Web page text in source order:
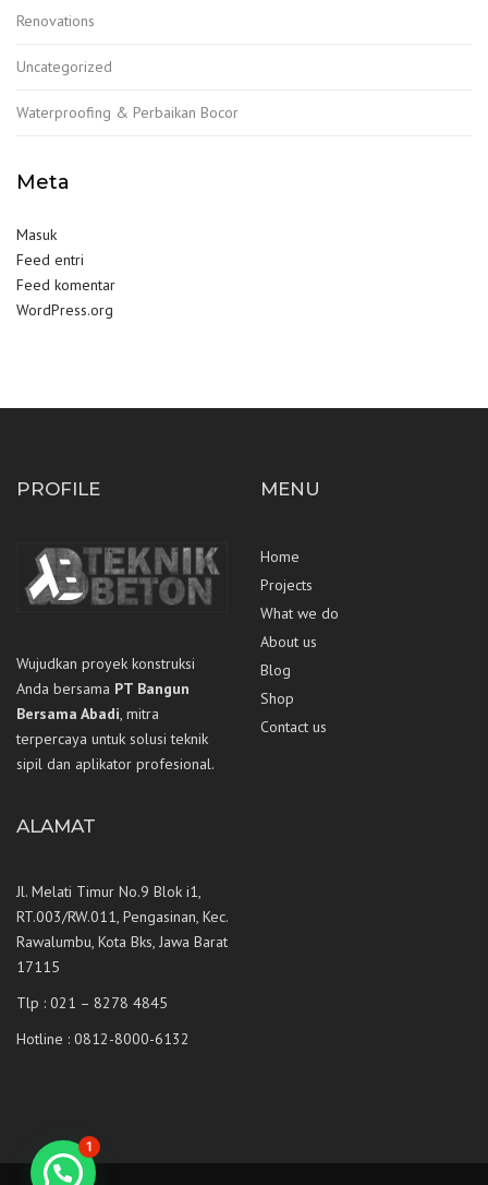
Renovations
Uncategorized
Waterproofing & Perbaikan Bocor
Meta
Masuk
Feed entri
Feed komentar
WordPress.org
PROFILE
Wujudkan proyek konstruksi
Anda bersama PT Bangun
Bersama Abadi, mitra
terpercaya untuk solusi teknik
sipil dan aplikator profesional.
MENU
Home
Projects
What we do
About us
Blog
Shop
Contact us
ALAMAT
Jl. Melati Timur No.9 Blok i1,
RT.003/RW.011, Pengasinan, Kec.
Rawalumbu, Kota Bks, Jawa Barat
17115
Tlp : 021 – 8278 4845
Hotline : 0812-8000-6132
1